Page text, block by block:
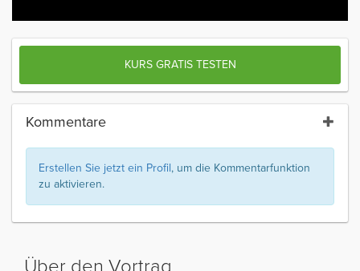
KURS GRATIS TESTEN
Kommentare
Erstellen Sie jetzt ein Profil, um die Kommentarfunktion
zu aktivieren.